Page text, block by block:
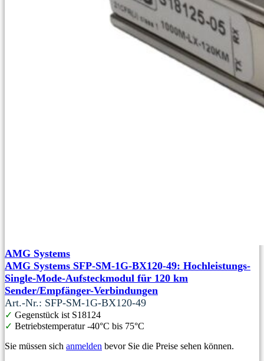
AMG Systems
AMG Systems SFP-SM-1G-BX120-49: Hochleistungs-
Single-Mode-Aufsteckmodul für 120 km
Sender/Empfänger-Verbindungen
Art.-Nr.: SFP-SM-1G-BX120-49
✓ Gegenstück ist S18124
✓ Betriebstemperatur -40°C bis 75°C
Sie müssen sich anmelden bevor Sie die Preise sehen können.